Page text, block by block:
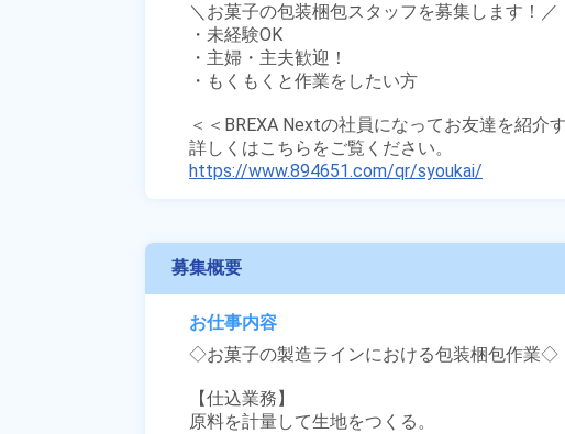
＼お菓子の包装梱包スタッフを募集します！／
・未経験OK
・主婦・主夫歓迎！
・もくもくと作業をしたい方
＜＜BREXA Nextの社員になってお友達を紹介
https://www.894651.com/qr/syoukai/
募集概要
お仕事内容
◇お菓子の製造ラインにおける包装梱包作業◇
【仕込業務】
原料を計量して生地をつくる。